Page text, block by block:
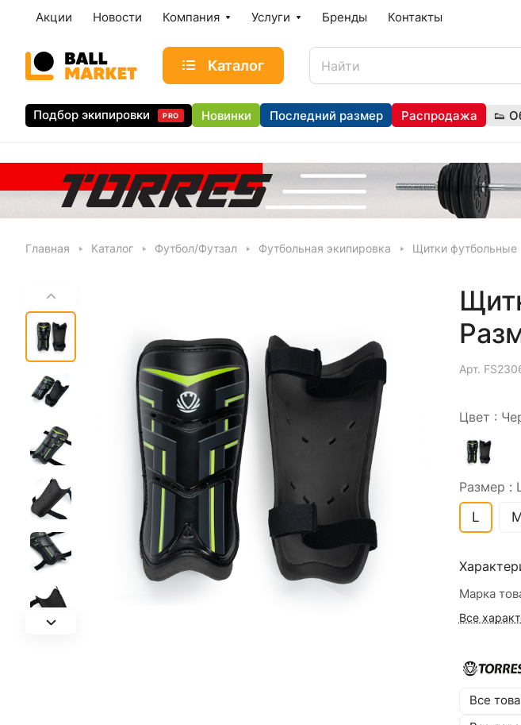
Акции Новости Компания Услуги Бренды Контакты
Каталог
Подбор экипировки PRO Новинки Последний размер Распродажа 👟
Главная Каталог Футбол/Футзал Футбольная экипировка Щитки футбольные
Арт.
Цвет :
Размер :
L
Марка
Все
Все